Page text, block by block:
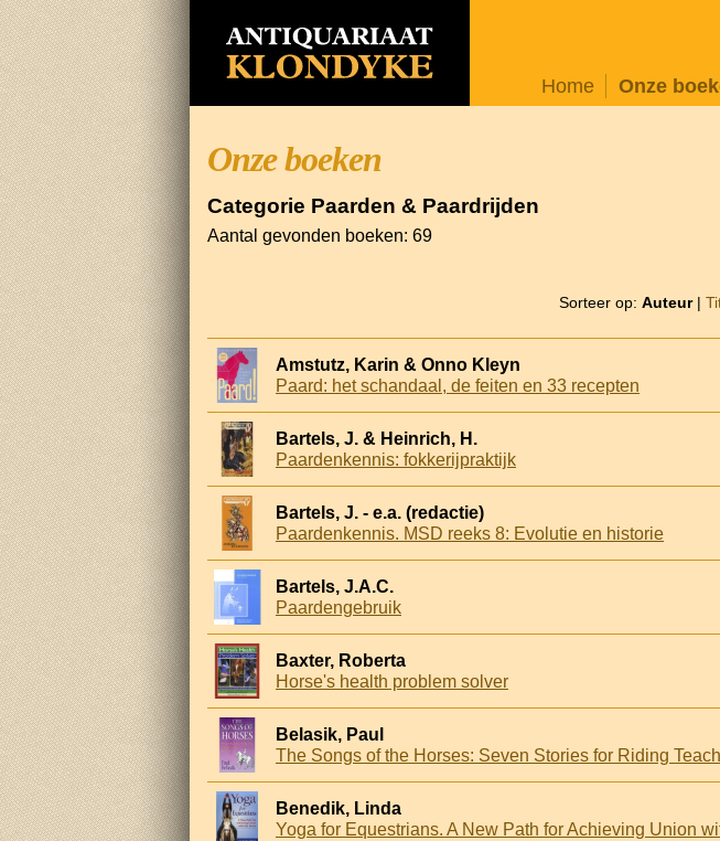
Home Onze
Onze boeken
Categorie Paarden & Paardrijden
Aantal gevonden boeken: 69
Sorteer op: Auteur|
Amstutz, Karin & Onno Kleyn
Paard: het schandaal, de feiten en 33 recepten
Bartels, J. & Heinrich, H.
Paardenkennis: fokkerijpraktijk
Bartels, J. - e.a. (redactie)
Paardenkennis. MSD reeks 8: Evolutie en historie
Bartels, J.A.C.
Paardengebruik
Baxter, Roberta
Horse's health problem solver
Belasik, Paul
The Songs of the Horses: Seven Stories for Riding
Benedik, Linda
Yoga for Equestrians. A New Path for Achieving Union